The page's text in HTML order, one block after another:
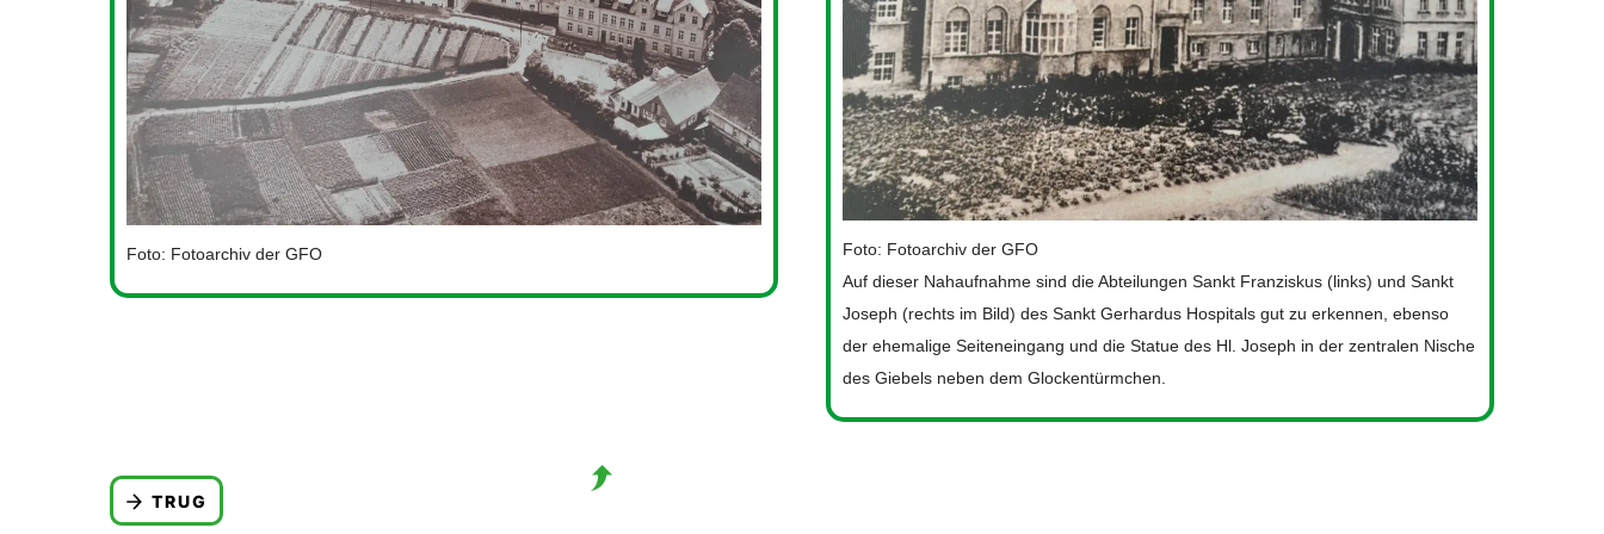
Foto: Fotoarchiv der GFO
Foto: Fotoarchiv der GFO
Auf dieser Nahaufnahme sind die Abteilungen Sankt Franziskus (links) und Sankt
Joseph (rechts im Bild) des Sankt Gerhardus Hospitals gut zu erkennen, ebenso
der ehemalige Seiteneingang und die Statue des Hl. Joseph in der zentralen Nische
des Giebels neben dem Glockentürmchen.
TRUG